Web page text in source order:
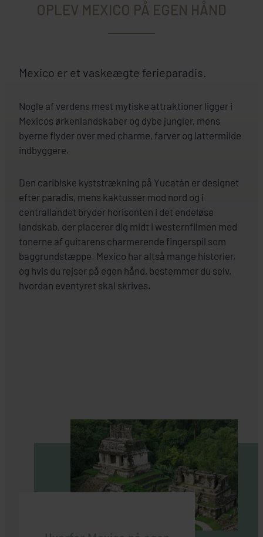
OPLEV MEXICO PÅ EGEN HÅND
Mexico er et vaskeægte ferieparadis.
Nogle af verdens mest mytiske attraktioner ligger i
Mexicos ørkenlandskaber og dybe jungler, mens
byerne flyder over med charme, farver og lattermilde
indbyggere.
Den caribiske kyststrækning på Yucatán er designet
efter paradis, mens kaktusser mod nord og i
centrallandet bryder horisonten i det endeløse
landskab, der placerer dig midt i westernfilmen med
tonerne af guitarens charmerende fingerspil som
baggrundstæppe. Mexico har altså mange historier,
og hvis du rejser på egen hånd, bestemmer du selv,
hvordan eventyret skal skrives.